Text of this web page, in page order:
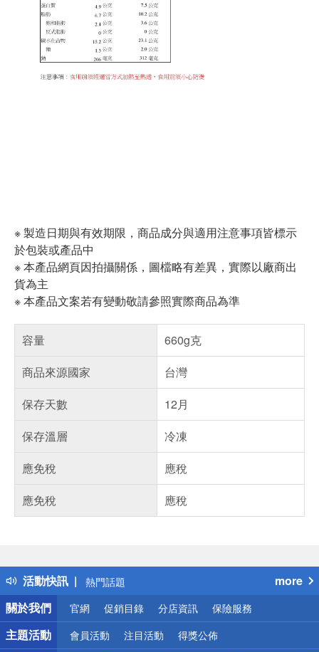
※ 製造日期與有效期限，商品成分與適用注意事項皆標示
於包裝或產品中
※ 本產品網頁因拍攝關係，圖檔略有差異，實際以廠商出
貨為主
※ 本產品文案若有變動敬請參照實際商品為準
容量
660g克
商品來源國家
台灣
保存天數
12月
保存溫層
冷凍
應免稅
應稅
應免稅
應稅
活動快訊
得獎公告
熱門話題
銀行優惠
偏遠地區配送
詐騙網頁！請小心！
more
關於我們
官網 促銷目錄 分店資訊 保險服務
主題活動 會員活動 注目活動 得獎公佈